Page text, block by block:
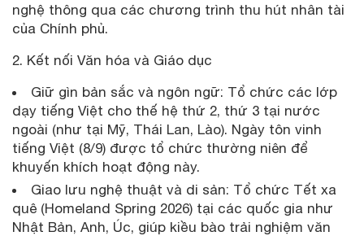
nghệ thông qua các chương trình thu hút nhân tài
của Chính phủ.
2. Kết nối Văn hóa và Giáo dục
Giữ gìn bản sắc và ngôn ngữ: Tổ chức các lớp
dạy tiếng Việt cho thế hệ thứ 2, thứ 3 tại nước
ngoài (như tại Mỹ, Thái Lan, Lào). Ngày tôn vinh
tiếng Việt (8/9) được tổ chức thường niên để
khuyến khích hoạt động này.
Giao lưu nghệ thuật và di sản: Tổ chức Tết xa
quê (Homeland Spring 2026) tại các quốc gia như
Nhật Bản, Anh, Úc, giúp kiều bào trải nghiệm văn